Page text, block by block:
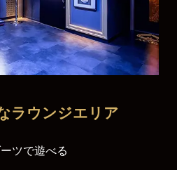
ラウンジエリア
ツで遊べる